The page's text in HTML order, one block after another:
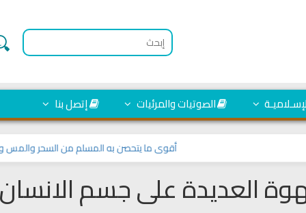
الصوتيات والمرئيات إتصل بنا
أقوى ما يتحصن به المسلم من السحر والمس والعين
العديدة على جسم الانسان